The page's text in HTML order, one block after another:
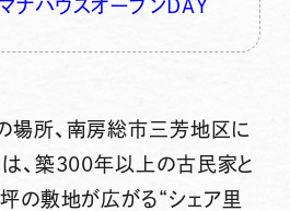
ナハウスオープンDAY
場所、南房総市三芳地区に
は、築300年以上の古民家と
の敷地が広がる“シェア里